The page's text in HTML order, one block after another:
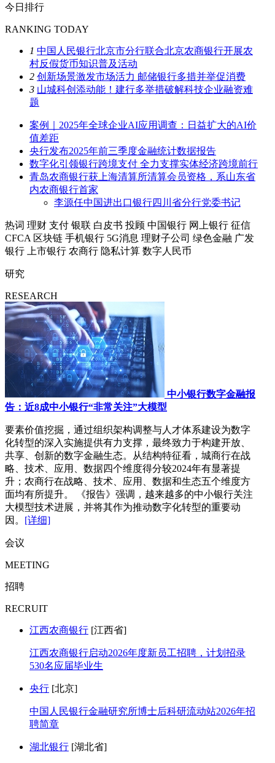
今日排行
RANKING TODAY
1 中国人民银行北京市分行联合北京农商银行开展农
村反假货币知识普及活动
2 创新场景激发市场活力 邮储银行多措并举促消费
3 山城科创添动能！建行多举措破解科技企业融资难
题
案例｜2025年全球企业AI应用调查：日益扩大的AI价
值差距
央行发布2025年前三季度金融统计数据报告
数字化引领银行跨境支付 全力支撑实体经济跨境前行
青岛农商银行获上海清算所清算会员资格，系山东省
内农商银行首家
李源任中国进出口银行四川省分行党委书记
热词 理财 支付 银联 白皮书 投顾 中国银行 网上银行 征信
CFCA 区块链 手机银行 5G消息 理财子公司 绿色金融 广发
银行
上市银行 农商行 隐私计算 数字人民币
研究
RESEARCH
中小银行数字金融报
告：近8成中小银行“非常关注”大模型
要素价值挖掘，通过组织架构调整与人才体系建设为数字
化转型的深入实施提供有力支撑，最终致力于构建开放、
共享、创新的数字金融生态。从结构特征看，城商行在战
略、技术、应用、数据四个维度得分较2024年有显著提
升；农商行在战略、技术、应用、数据和生态五个维度方
面均有所提升。 《报告》强调，越来越多的中小银行关注
大模型技术进展，并将其作为推动数字化转型的重要动
因。 [详细]
会议
MEETING
招聘
RECRUIT
江西农商银行 [江西省]
江西农商银行启动2026年度新员工招聘，计划招录
530名应届毕业生
央行 [北京]
中国人民银行金融研究所博士后科研流动站2026年招
聘简章
湖北银行 [湖北省]